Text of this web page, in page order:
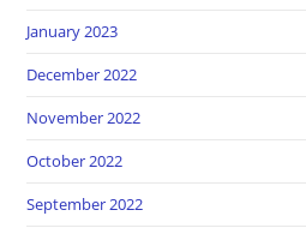
January 2023
December 2022
November 2022
October 2022
September 2022